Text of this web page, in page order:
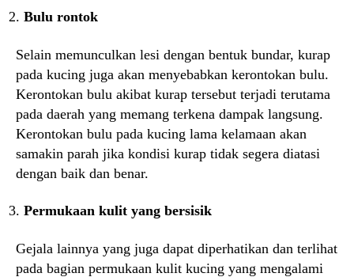
Bulu rontok
Selain memunculkan lesi dengan bentuk bundar, kurap
pada kucing juga akan menyebabkan kerontokan bulu.
Kerontokan bulu akibat kurap tersebut terjadi terutama
pada daerah yang memang terkena dampak langsung.
Kerontokan bulu pada kucing lama kelamaan akan
samakin parah jika kondisi kurap tidak segera diatasi
dengan baik dan benar.
Permukaan kulit yang bersisik
Gejala lainnya yang juga dapat diperhatikan dan terlihat
pada bagian permukaan kulit kucing yang mengalami